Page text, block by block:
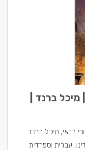
מיכל ברנד |
בנאי, מיכל ברנד
עברית וספרדית